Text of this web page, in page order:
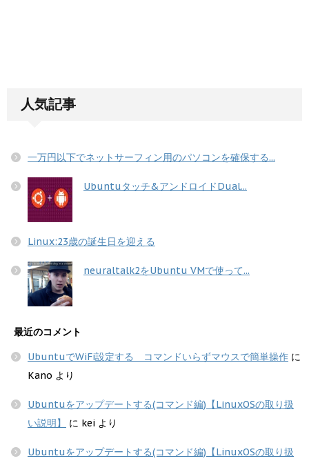
人気記事
一万円以下でネットサーフィン用のパソコンを確保する...
Ubuntuタッチ&アンドロイドDual...
Linux:23歳の誕生日を迎える
neuraltalk2をUbuntu VMで使って...
最近のコメント
UbuntuでWiFi設定する コマンドいらずマウスで簡単操作 に
Kano より
Ubuntuをアップデートする(コマンド編)【LinuxOSの取り扱
い説明】
に kei より
Ubuntuをアップデートする(コマンド編)【LinuxOSの取り扱